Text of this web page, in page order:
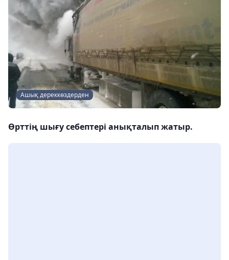
Ашық дереккөздерден
Өрттің шығу себептері анықталып жатыр.